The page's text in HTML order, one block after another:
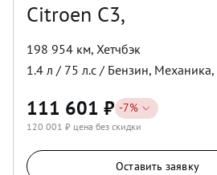
Citroen C3,
198 954 км, Хетчбэк
1.4 л / 75 л.с / Бензин, Механика,
111 601 ₽ -7%
120 001 ₽ цена без скидки
Оставить заявку